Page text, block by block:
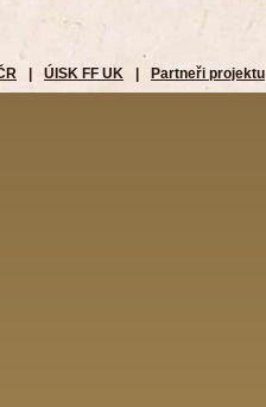
ÚISK FF UK Partneři projektu